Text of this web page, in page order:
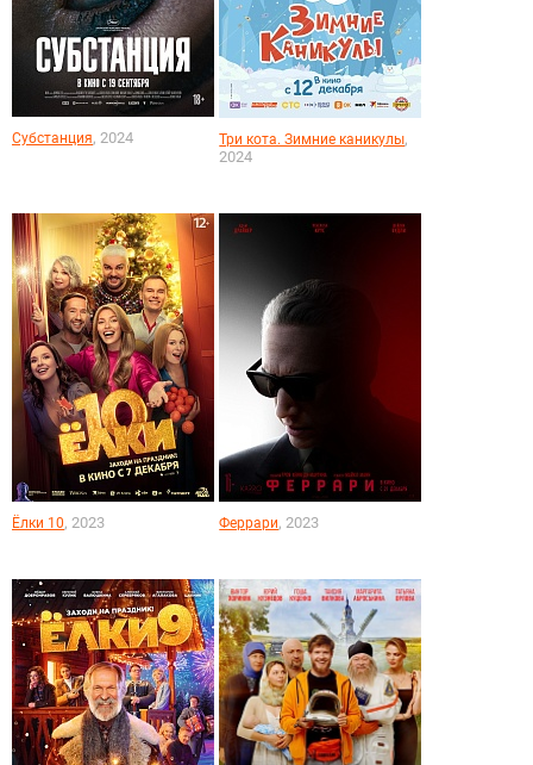
Субстанция, 2024 Три кота. Зимние каникулы,
2024
Ёлки 10, 2023 Феррари, 2023